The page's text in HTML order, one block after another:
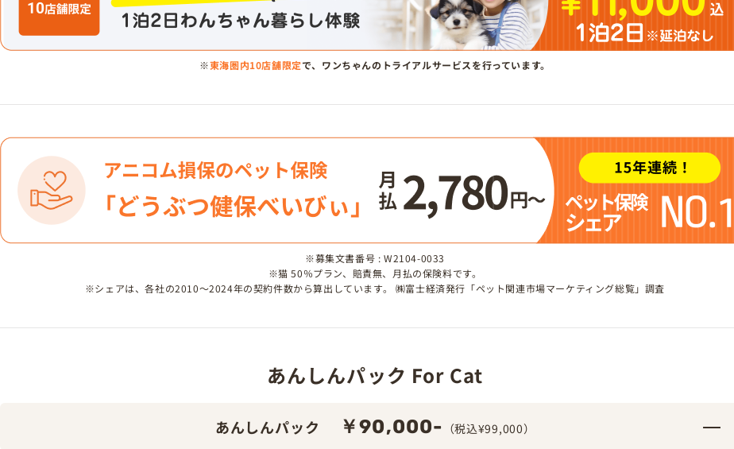
※東海圏内10店舗限定で、ワンちゃんのトライアルサービスを行っています。
※募集文書番号 : W2104-0033
※猫 50％プラン、賠責無、月払の保険料です。
※シェアは、各社の2010～2024年の契約件数から算出しています。 ㈱富士経済発行「ペット関連市場マーケティング総覧」調査
あんしんパック For Cat
あんしんパック ￥90,000- （税込¥99,000）